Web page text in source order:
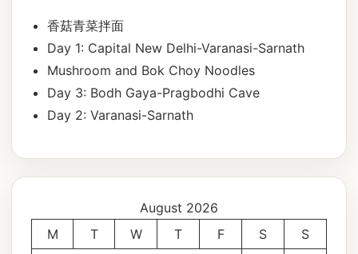
香菇青菜拌面
Day 1: Capital New Delhi-Varanasi-Sarnath
Mushroom and Bok Choy Noodles
Day 3: Bodh Gaya-Pragbodhi Cave
Day 2: Varanasi-Sarnath
August 2026
M
T W T F S
S